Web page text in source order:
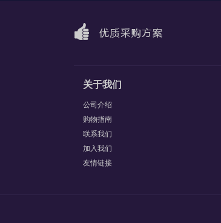
关于我们
公司介绍
购物指南
联系我们
加入我们
友情链接